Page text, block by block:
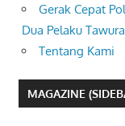
Gerak Cepat
Dua Pelaku
Tentang Kami
MAGAZINE